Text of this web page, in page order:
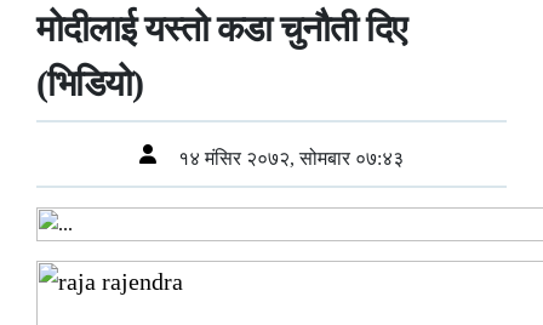
मोदीलाई यस्तो कडा चुनौती दिए
(भिडियो)
१४ मंसिर २०७२, सोमबार ०७:४३